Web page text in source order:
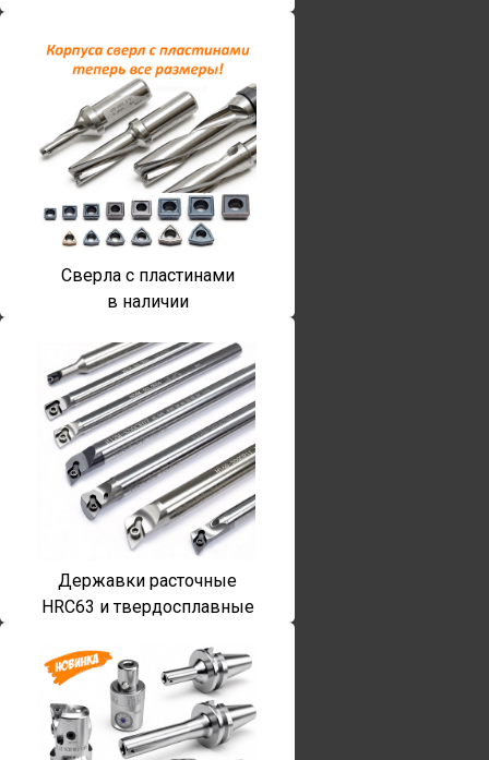
Сверла с пластинами
в наличии
Державки расточные
HRC63 и твердосплавные